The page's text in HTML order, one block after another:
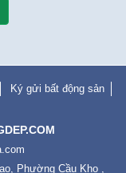
Ký gửi bất động sản
Phường Cầu Kho ,